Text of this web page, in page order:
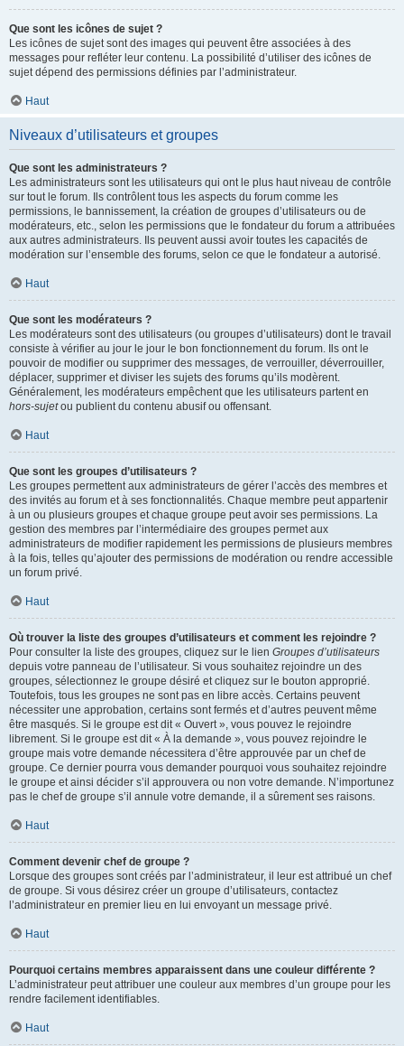
Que sont les icônes de sujet ?
Les icônes de sujet sont des images qui peuvent être associées à des
messages pour refléter leur contenu. La possibilité d’utiliser des icônes de
sujet dépend des permissions définies par l’administrateur.
Haut
Niveaux d’utilisateurs et groupes
Que sont les administrateurs ?
Les administrateurs sont les utilisateurs qui ont le plus haut niveau de contrôle
sur tout le forum. Ils contrôlent tous les aspects du forum comme les
permissions, le bannissement, la création de groupes d’utilisateurs ou de
modérateurs, etc., selon les permissions que le fondateur du forum a attribuées
aux autres administrateurs. Ils peuvent aussi avoir toutes les capacités de
modération sur l’ensemble des forums, selon ce que le fondateur a autorisé.
Haut
Que sont les modérateurs ?
Les modérateurs sont des utilisateurs (ou groupes d’utilisateurs) dont le travail
consiste à vérifier au jour le jour le bon fonctionnement du forum. Ils ont le
pouvoir de modifier ou supprimer des messages, de verrouiller, déverrouiller,
déplacer, supprimer et diviser les sujets des forums qu’ils modèrent.
Généralement, les modérateurs empêchent que les utilisateurs partent en
hors-sujetou publient du contenu abusif ou offensant.
Haut
Que sont les groupes d’utilisateurs ?
Les groupes permettent aux administrateurs de gérer l’accès des membres et
des invités au forum et à ses fonctionnalités. Chaque membre peut appartenir
à un ou plusieurs groupes et chaque groupe peut avoir ses permissions. La
gestion des membres par l’intermédiaire des groupes permet aux
administrateurs de modifier rapidement les permissions de plusieurs membres
à la fois, telles qu’ajouter des permissions de modération ou rendre accessible
un forum privé.
Haut
Où trouver la liste des groupes d’utilisateurs et comment les rejoindre ?
Pour consulter la liste des groupes, cliquez sur le lien Groupes d’utilisateurs
depuis votre panneau de l’utilisateur. Si vous souhaitez rejoindre un des
groupes, sélectionnez le groupe désiré et cliquez sur le bouton approprié.
Toutefois, tous les groupes ne sont pas en libre accès. Certains peuvent
nécessiter une approbation, certains sont fermés et d’autres peuvent même
être masqués. Si le groupe est dit « Ouvert », vous pouvez le rejoindre
librement. Si le groupe est dit « À la demande », vous pouvez rejoindre le
groupe mais votre demande nécessitera d’être approuvée par un chef de
groupe. Ce dernier pourra vous demander pourquoi vous souhaitez rejoindre
le groupe et ainsi décider s’il approuvera ou non votre demande. N’importunez
pas le chef de groupe s’il annule votre demande, il a sûrement ses raisons.
Haut
Comment devenir chef de groupe ?
Lorsque des groupes sont créés par l’administrateur, il leur est attribué un chef
de groupe. Si vous désirez créer un groupe d’utilisateurs, contactez
l’administrateur en premier lieu en lui envoyant un message privé.
Haut
Pourquoi certains membres apparaissent dans une couleur différente ?
L’administrateur peut attribuer une couleur aux membres d’un groupe pour les
rendre facilement identifiables.
Haut